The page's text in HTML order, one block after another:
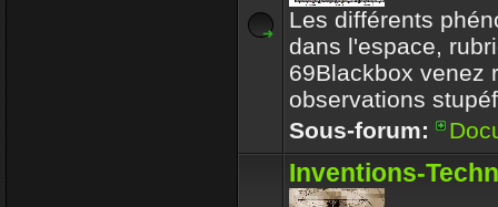
Les différents
dans l'espace,
69Blackbox venez
observations
Sous-forum:
Inventions-